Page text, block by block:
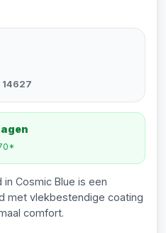
14627
in Cosmic Blue is een
met vlekbestendige coating
comfort.